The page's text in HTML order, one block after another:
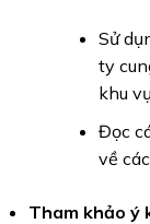
Sử
ty
khu
Đọc
về
Tham khảo ý